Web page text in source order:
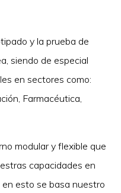
y la prueba de
siendo de especial
en sectores como:
Farmacéutica,
modular y flexible que
capacidades en
esto se basa nuestro